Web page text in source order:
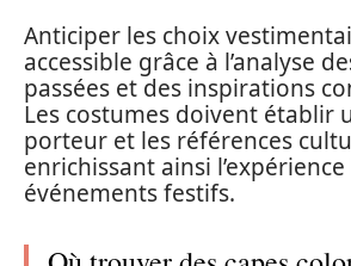
Anticiper les choix
accessible grâce à l’analyse
passées et des inspirations
Les costumes doivent établir
porteur et les références
enrichissant ainsi
événements festifs.